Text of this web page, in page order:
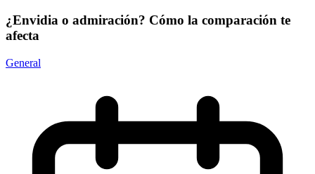
¿Envidia o admiración? Cómo la comparación te
afecta
General